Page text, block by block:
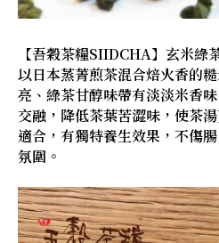
【吾穀茶糧SIIDCHA】玄米綠
以日本蒸菁煎茶混合焙火香的
亮、綠茶甘醇味帶有淡淡米香
交融，降低茶葉苦澀味，使茶
適合，有獨特養生效果，不傷
氛圍。